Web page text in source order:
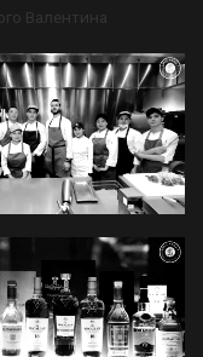
Валентина